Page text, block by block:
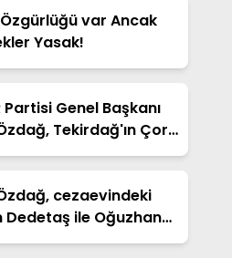
var Ancak
Yasak!
Partisi Genel Başkanı
Tekirdağ'ın Çorlu
Karatepe Ceza
Oğuzhan Uğur ile
Belediye Başkanı
Dedetaş’ı ziyaret etti.
cezaevindeki
Dedetaş ile Oğuzhan
ziyaret etti